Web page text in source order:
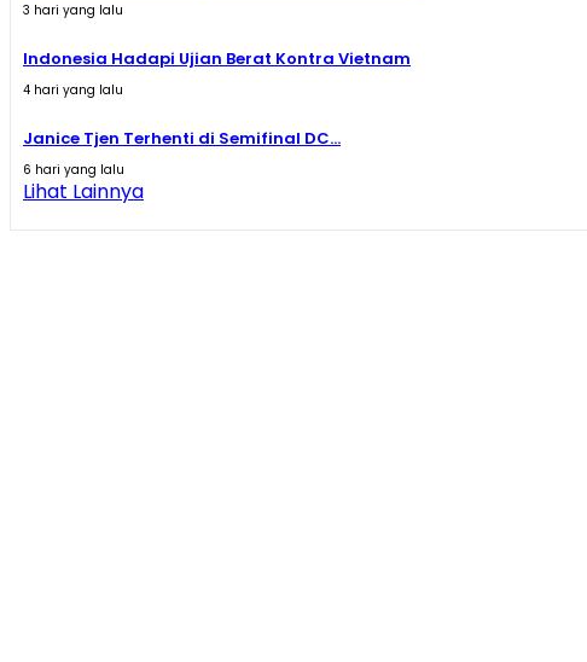
3 hari yang lalu
Indonesia Hadapi Ujian Berat Kontra Vietnam
4 hari yang lalu
Janice Tjen Terhenti di Semifinal DC...
6 hari yang lalu
Lihat Lainnya